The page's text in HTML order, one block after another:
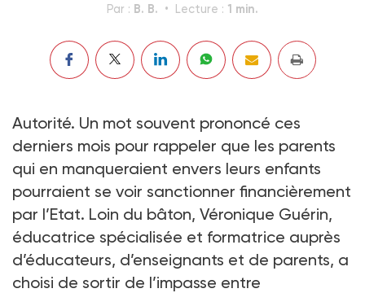
Par : B. B. Lecture : 1 min.
Autorité. Un mot souvent prononcé ces
derniers mois pour rappeler que les parents
qui en manqueraient envers leurs enfants
pourraient se voir sanctionner financièrement
par l’Etat. Loin du bâton, Véronique Guérin,
éducatrice spécialisée et formatrice auprès
d’éducateurs, d’enseignants et de parents, a
choisi de sortir de l’impasse entre